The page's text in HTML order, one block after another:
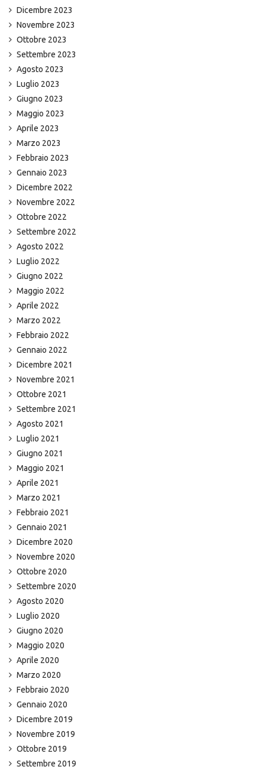
Dicembre 2023
Novembre 2023
Ottobre 2023
Settembre 2023
Agosto 2023
Luglio 2023
Giugno 2023
Maggio 2023
Aprile 2023
Marzo 2023
Febbraio 2023
Gennaio 2023
Dicembre 2022
Novembre 2022
Ottobre 2022
Settembre 2022
Agosto 2022
Luglio 2022
Giugno 2022
Maggio 2022
Aprile 2022
Marzo 2022
Febbraio 2022
Gennaio 2022
Dicembre 2021
Novembre 2021
Ottobre 2021
Settembre 2021
Agosto 2021
Luglio 2021
Giugno 2021
Maggio 2021
Aprile 2021
Marzo 2021
Febbraio 2021
Gennaio 2021
Dicembre 2020
Novembre 2020
Ottobre 2020
Settembre 2020
Agosto 2020
Luglio 2020
Giugno 2020
Maggio 2020
Aprile 2020
Marzo 2020
Febbraio 2020
Gennaio 2020
Dicembre 2019
Novembre 2019
Ottobre 2019
Settembre 2019